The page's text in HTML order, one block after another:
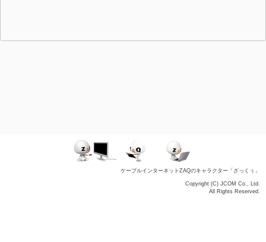
ケーブルインターネットZAQのキャラクター「ざっくぅ」
Copyright (C) JCOM Co., Ltd.
All Rights Reserved.